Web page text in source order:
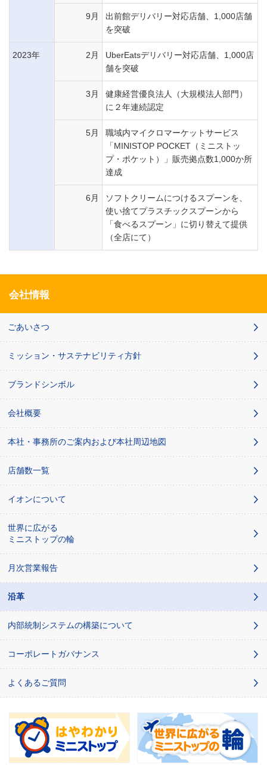
9月
出前館デリバリー対応店舗、1,000店舗
を突破
2023年 2月
UberEatsデリバリー対応店舗、1,000店
舗を突破
3月
健康経営優良法人（大規模法人部門）
に２年連続認定
5月
職域内マイクロマーケットサービス
「MINISTOP POCKET（ミニストッ
プ・ポケット）」販売拠点数1,000か所
達成
6月
ソフトクリームにつけるスプーンを、
使い捨てプラスチックスプーンから
「食べるスプーン」に切り替えて提供
（全店にて）
会社情報
ごあいさつ
ミッション・サステナビリティ方針
ブランドシンボル
会社概要
本社・事務所のご案内および本社周辺地図
店舗数一覧
イオンについて
世界に広がる
ミニストップの輪
月次営業報告
沿革
内部統制システムの構築について
コーポレートガバナンス
よくあるご質問